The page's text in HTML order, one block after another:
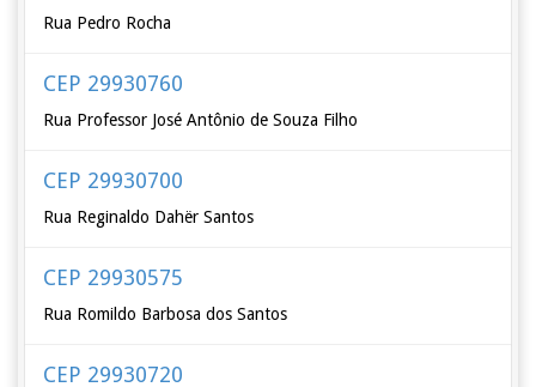
Rua Pedro Rocha
CEP 29930760
Rua Professor José Antônio de Souza Filho
CEP 29930700
Rua Reginaldo Dahër Santos
CEP 29930575
Rua Romildo Barbosa dos Santos
CEP 29930720